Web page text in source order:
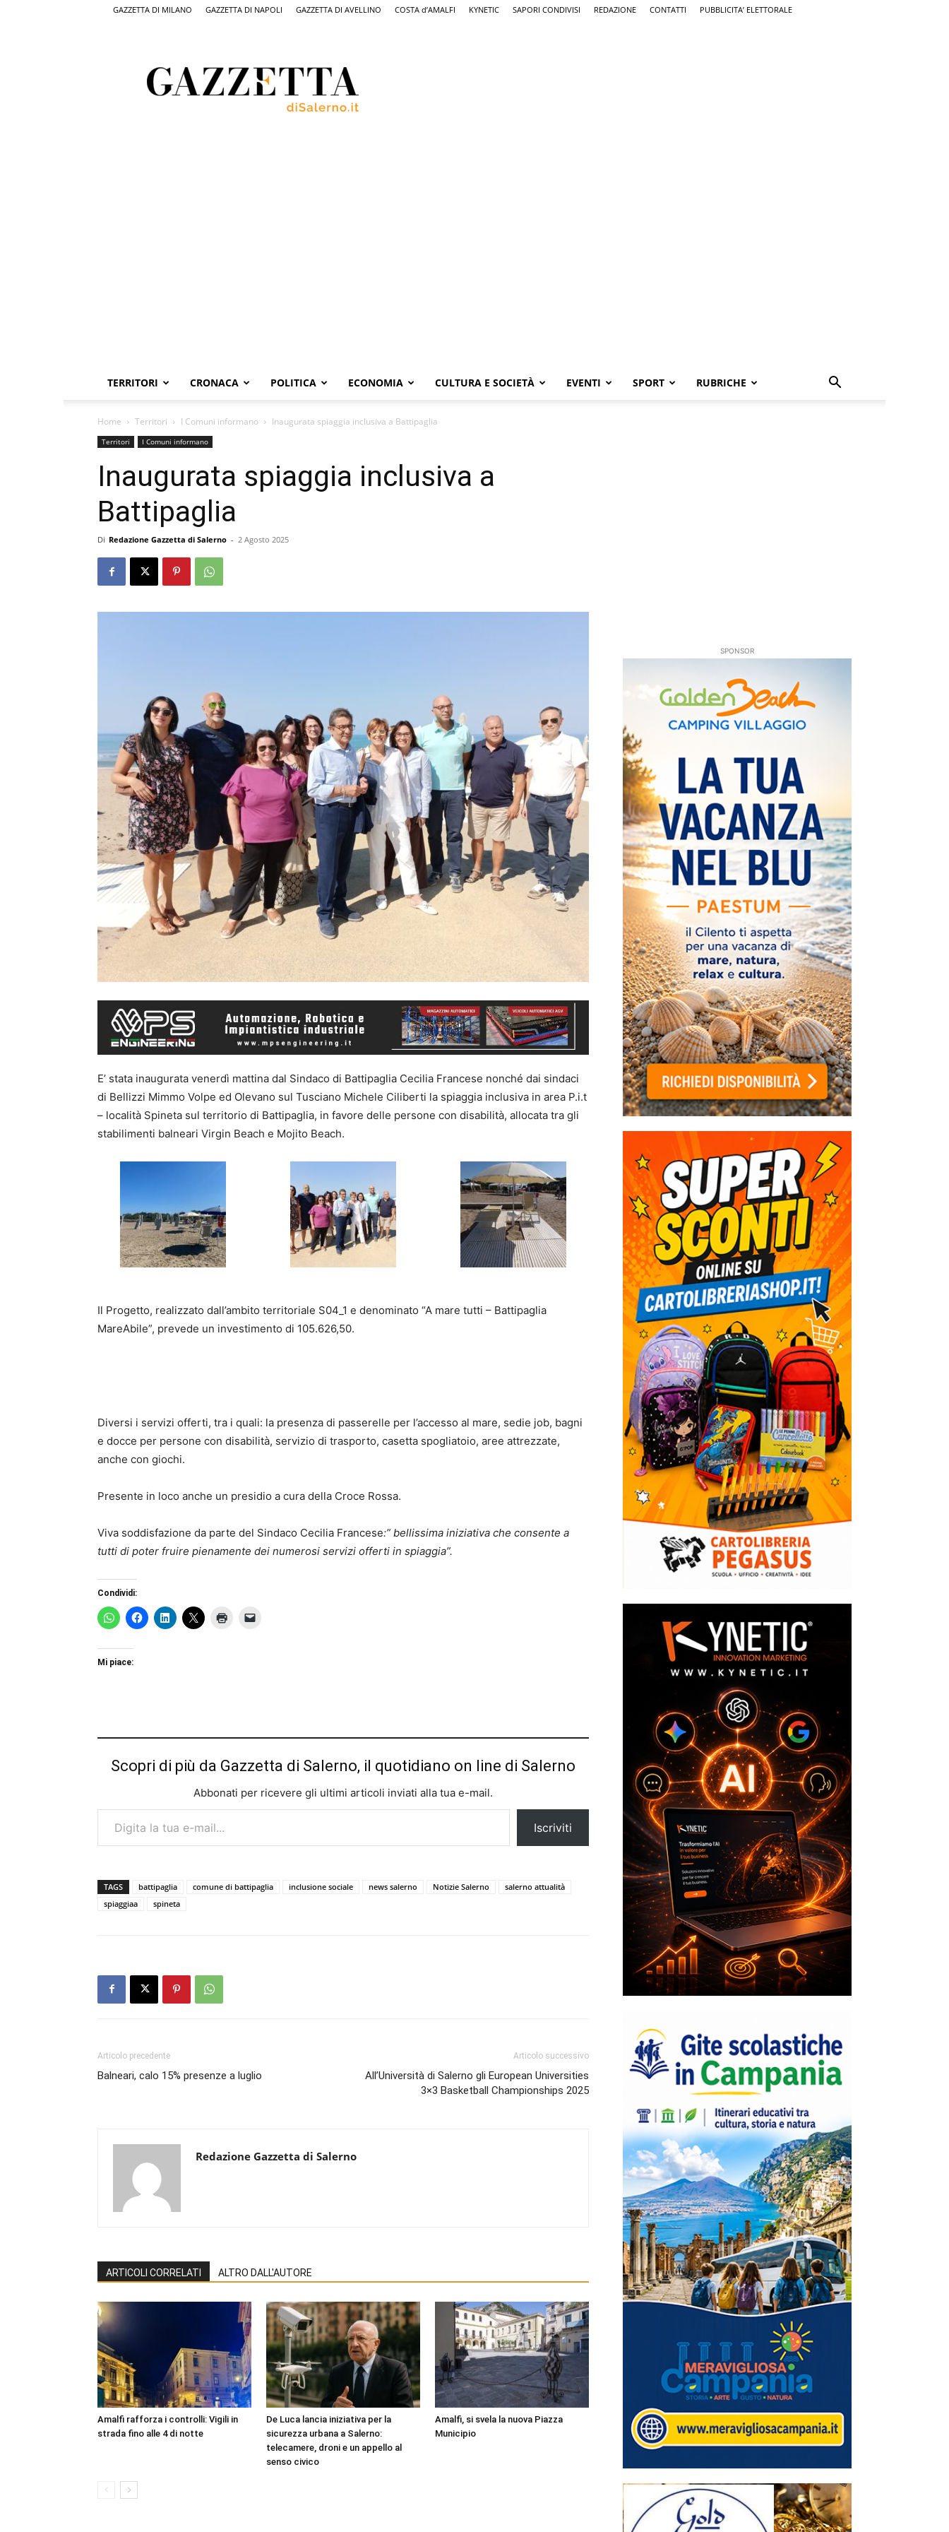
GAZZETTA DI MILANO GAZZETTA DI NAPOLI GAZZETTA DI AVELLINO COSTA d’AMALFI KYNETIC SAPORI CONDIVISI REDAZIONE CONTATTI PUBBLICITA’ ELETTORALE
Salerno,
il
quotidiano
TERRITORI CRONACA POLITICA ECONOMIA CULTURA E SOCIETÀ EVENTI SPORT RUBRICHE
Home Territori I Comuni informano Inaugurata spiaggia inclusiva a Battipaglia
Territori I Comuni informano
Inaugurata spiaggia inclusiva a
Battipaglia
Di Redazione Gazzetta di Salerno - 2 Agosto 2025
E’ stata inaugurata venerdì mattina dal Sindaco di Battipaglia Cecilia Francese nonché dai sindaci
di Bellizzi Mimmo Volpe ed Olevano sul Tusciano Michele Ciliberti la spiaggia inclusiva in area P.i.t
– località Spineta sul territorio di Battipaglia, in favore delle persone con disabilità, allocata tra gli
stabilimenti balneari Virgin Beach e Mojito Beach.
Il Progetto, realizzato dall’ambito territoriale S04_1 e denominato “A mare tutti – Battipaglia
MareAbile”, prevede un investimento di 105.626,50.
Diversi i servizi offerti, tra i quali: la presenza di passerelle per l’accesso al mare, sedie job, bagni
e docce per persone con disabilità, servizio di trasporto, casetta spogliatoio, aree attrezzate,
anche con giochi.
Presente in loco anche un presidio a cura della Croce Rossa.
Viva soddisfazione da parte del Sindaco Cecilia Francese:” bellissima iniziativa che consente a
tutti di poter fruire pienamente dei numerosi servizi offerti in spiaggia”.
Condividi:
Mi piace:
Scopri di più da Gazzetta di Salerno, il quotidiano on line di Salerno
Abbonati per ricevere gli ultimi articoli inviati alla tua e-mail.
Digita la tua e-mail...
Iscriviti
TAGS battipaglia comune di battipaglia inclusione sociale news salerno Notizie Salerno
salerno attualità
spiaggiaa
spineta
Articolo precedente
Balneari, calo 15% presenze a luglio
Articolo successivo
All’Università di Salerno gli European Universities
3×3 Basketball Championships 2025
Redazione Gazzetta di Salerno
ARTICOLI CORRELATI ALTRO DALL'AUTORE
Amalfi rafforza i controlli: Vigili in
strada fino alle 4 di notte
De Luca lancia iniziativa per la
sicurezza urbana a Salerno:
telecamere, droni e un appello al
senso civico
Amalfi, si svela la nuova Piazza
Municipio
SPONSOR